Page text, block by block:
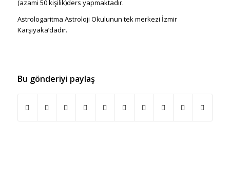
(azami 50 kişilik)ders yapmaktadır.
Astrologaritma Astroloji Okulunun tek merkezi İzmir
Karşıyaka’dadır.
Bu gönderiyi paylaş